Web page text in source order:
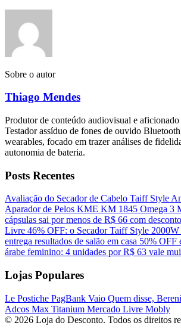
Sobre o autor
Thiago Mendes
Produtor de conteúdo audiovisual e
Testador assíduo de fones de ouvido
wearables, focado em trazer análises de
autonomia de bateria.
Posts Recentes
Avaliação do Secador de Cabelo Taiff Style
Aparador de Pelos KME KM 1845 Omega 3
cápsulas sai por menos de R$ 66 com
Livre 46% OFF: o Secador Taiff Style 2000W
entrega resultados de salão em casa 50% OFF
árabe feminino: 4 unidades por R$ 63 vale
Lojas Populares
Le Postiche PagBank Vaio Quem disse,
Adcos Max Titanium Mercado Livre Mobly
© 2026 Loja do Desconto. Todos os direitos